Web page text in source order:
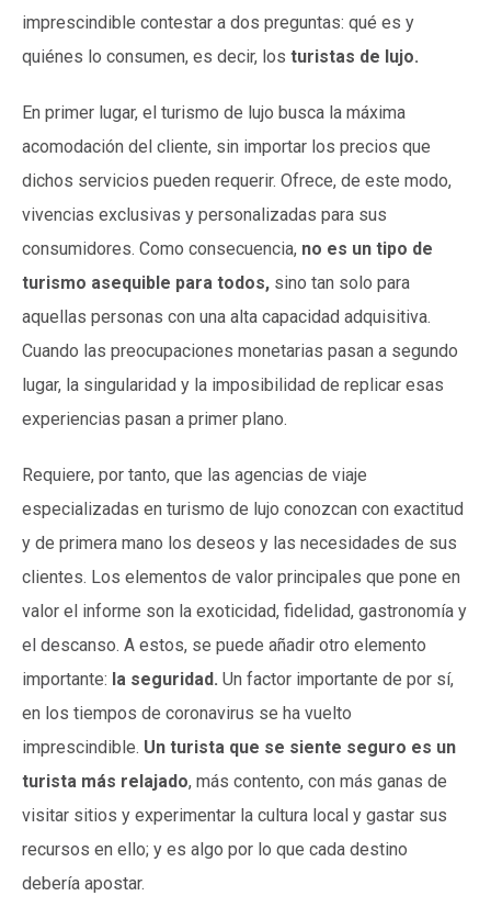
imprescindible contestar a dos preguntas: qué es y
quiénes lo consumen, es decir, los turistas de lujo.
En primer lugar, el turismo de lujo busca la máxima
acomodación del cliente, sin importar los precios que
dichos servicios pueden requerir. Ofrece, de este modo,
vivencias exclusivas y personalizadas para sus
consumidores. Como consecuencia, no es un tipo de
turismo asequible para todos, sino tan solo para
aquellas personas con una alta capacidad adquisitiva.
Cuando las preocupaciones monetarias pasan a segundo
lugar, la singularidad y la imposibilidad de replicar esas
experiencias pasan a primer plano.
Requiere, por tanto, que las agencias de viaje
especializadas en turismo de lujo conozcan con exactitud
y de primera mano los deseos y las necesidades de sus
clientes. Los elementos de valor principales que pone en
valor el informe son la exoticidad, fidelidad, gastronomía y
el descanso. A estos, se puede añadir otro elemento
importante: la seguridad. Un factor importante de por sí,
en los tiempos de coronavirus se ha vuelto
imprescindible. Un turista que se siente seguro es un
turista más relajado, más contento, con más ganas de
visitar sitios y experimentar la cultura local y gastar sus
recursos en ello; y es algo por lo que cada destino
debería apostar.